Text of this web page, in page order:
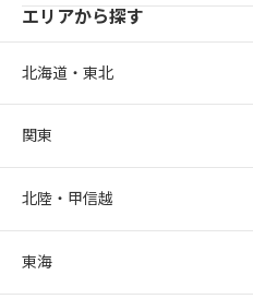
エリアから探す
北海道・東北
関東
北陸・甲信越
東海